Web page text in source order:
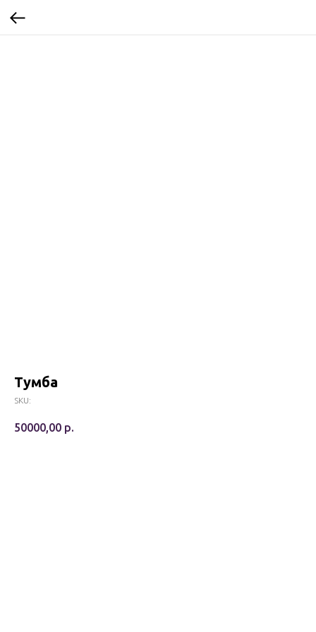
Тумба
SKU:
50000,00 р.